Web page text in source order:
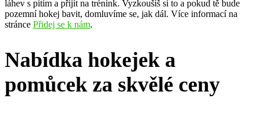
láhev s pitím a přijít na trénink. Vyzkoušíš si to a pokud tě bude
pozemní hokej bavit, domluvíme se, jak dál. Více informací na
stránce Přidej se k nám.
Nabídka hokejek a
pomůcek za skvělé ceny